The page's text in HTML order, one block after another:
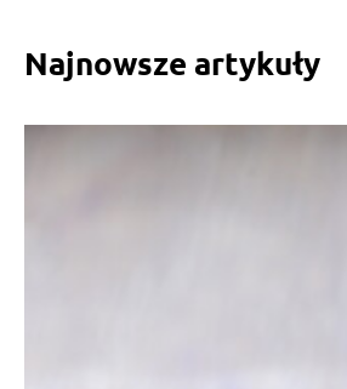
Najnowsze artykuły